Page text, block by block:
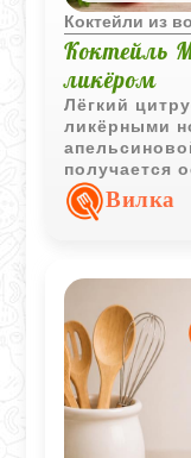
Коктейли из
Коктейль
ликёром
Лёгкий
ликёрными
получается
отлично
черезВилка